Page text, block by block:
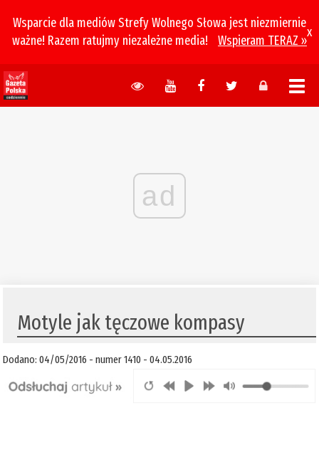
Wsparcie dla mediów Strefy Wolnego Słowa jest niezmiernie
ważne! Razem ratujmy niezależne media!
Wspieram TERAZ »
x
ad
Motyle jak tęczowe kompasy
Dodano: 04/05/2016 - numer 1410 - 04.05.2016